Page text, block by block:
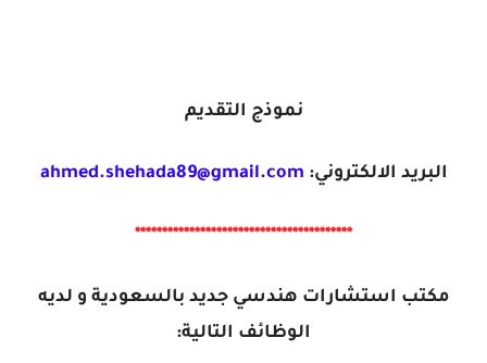
نموذج التقديم
البريد الالكتروني: ahmed.shehada89@gmail.com
****************************************
مكتب استشارات هندسي جديد بالسعودية و لديه
الوظائف التالية: